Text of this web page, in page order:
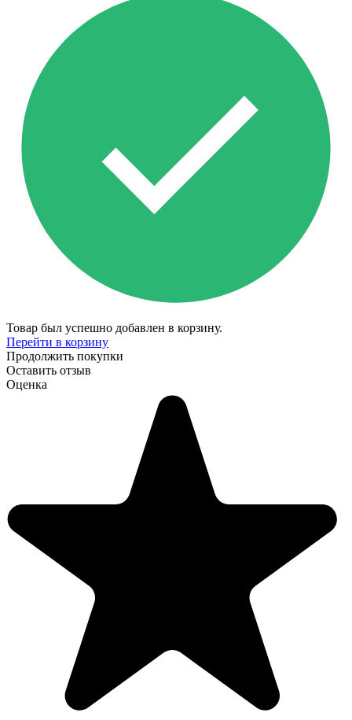
Товар был успешно добавлен в корзину.
Перейти в корзину
Продолжить покупки
Оставить отзыв
Оценка